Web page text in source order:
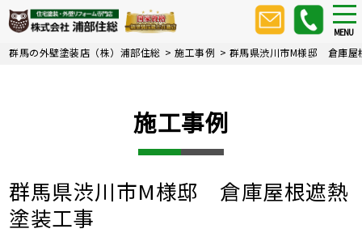
Skip
to
content
MENU
群馬の外壁塗装店（株）浦部住総 >施工事例 > 群馬県渋川市M様邸 倉庫屋
施工事例
群馬県渋川市M様邸 倉庫屋根遮熱
塗装工事